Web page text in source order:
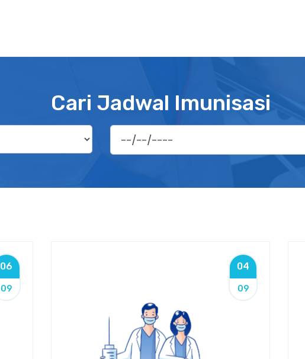
Cari Jadwal Imunisasi
06
09
04
09